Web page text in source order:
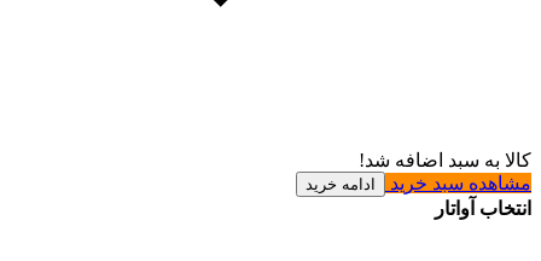
کالا به سبد اضافه شد!
مشاهده سبد خرید
ادامه خرید
انتخاب آواتار